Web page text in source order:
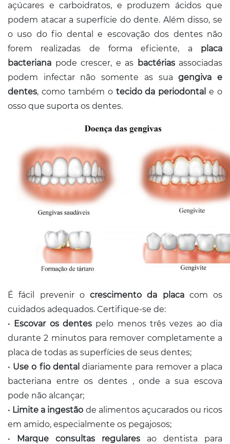
açúcares e carboidratos, e produzem ácidos que
podem atacar a superfície do dente. Além disso, se
o uso do fio dental e escovação dos dentes não
forem realizadas de forma eficiente, a placa
bacteriana pode crescer, e as bactériasassociadas
podem infectar não somente as suagengiva e
dentes, como também o tecido da periodontal e o
osso que suporta os dentes.
É fácil prevenir o crescimento da placacom os
cuidados adequados. Certifique-se de:
• Escovar os dentes pelo menos três vezes ao dia
durante 2 minutos para remover completamente a
placa de todas as superfícies de seus dentes;
• Use o fio dental diariamente para remover a placa
bacteriana entre os dentes , onde a sua escova
pode não alcançar;
• Limite a ingestão de alimentos açucarados ou ricos
em amido, especialmente os pegajosos;
•
Marque consultas regulares ao dentista para